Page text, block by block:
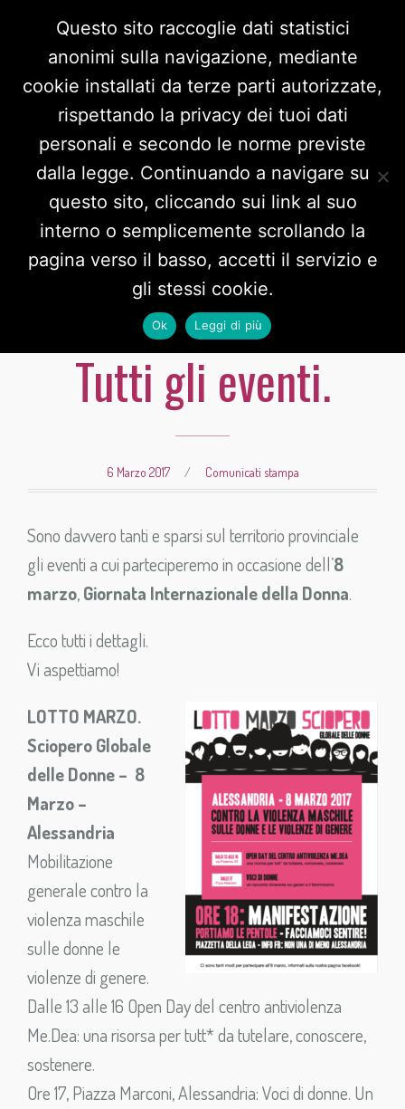
L’8 marzo
nell’alessandrino.
Tutti gli eventi.
6 Marzo 2017 / Comunicati stampa
Sono davvero tanti e sparsi sul territorio provinciale
gli eventi a cui parteciperemo in occasione dell’8
marzo,Giornata Internazionale della Donna.
Ecco tutti i dettagli.
Vi aspettiamo!
LOTTO MARZO.
Sciopero Globale
delle Donne – 8
Marzo –
Alessandria
Mobilitazione
generale contro la
violenza maschile
sulle donne le
violenze di genere.
Dalle 13 alle 16 Open Day del centro antiviolenza
Me.Dea: una risorsa per tutt* da tutelare, conoscere,
sostenere.
Ore 17, Piazza Marconi, Alessandria: Voci di donne. Un
Questo sito raccoglie dati statistici
anonimi sulla navigazione, mediante
cookie installati da terze parti autorizzate,
rispettando la privacy dei tuoi dati
personali e secondo le norme previste
dalla legge. Continuando a navigare su
questo sito, cliccando sui link al suo
interno o semplicemente scrollando la
pagina verso il basso, accetti il servizio e
gli stessi cookie.
Ok Leggi di più